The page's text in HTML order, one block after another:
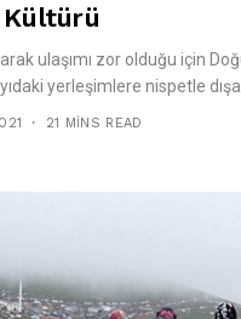
Kültürü
ulaşımı zor olduğu için
yerleşimlere nispetle dışa...
21 MINS READ